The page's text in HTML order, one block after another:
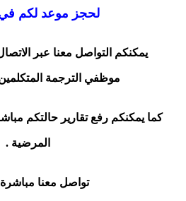
لحجز موعد لكم في
يمكنكم التواصل معنا عبر
موظفي الترجمة المتكلمين
كما يمكنكم رفع تقارير حالتكم
المرضية .
تواصل معنا